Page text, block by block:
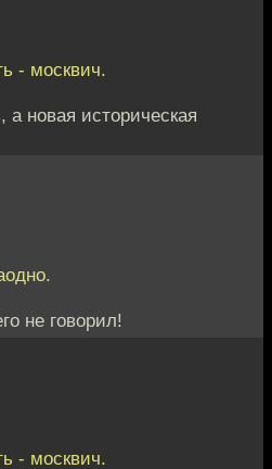
- москвич.
а новая историческая
не говорил!
- москвич.